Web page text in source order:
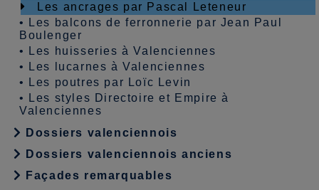
Les ancrages par Pascal Leteneur
•
Les balcons de ferronnerie par Jean Paul
Boulenger
•
Les huisseries à Valenciennes
•
Les lucarnes à Valenciennes
•
Les poutres par Loïc Levin
•
Les styles Directoire et Empire à
Valenciennes
Dossiers valenciennois
Dossiers valenciennois anciens
Façades remarquables